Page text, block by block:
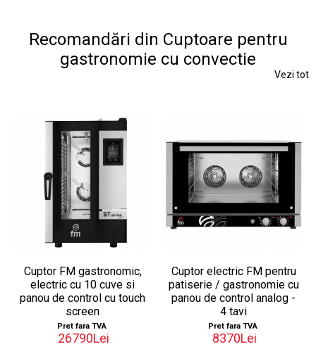
Recomandări din Cuptoare pentru
gastronomie cu convectie
Vezi tot
Cuptor FM gastronomic,
electric cu 10 cuve si
panou de control cu touch
screen
Pret fara TVA
26790Lei
Cuptor electric FM pentru
patiserie / gastronomie cu
panou de control analog -
4 tavi
Pret fara TVA
8370Lei